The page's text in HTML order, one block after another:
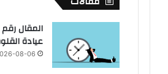
عيادة
08-06